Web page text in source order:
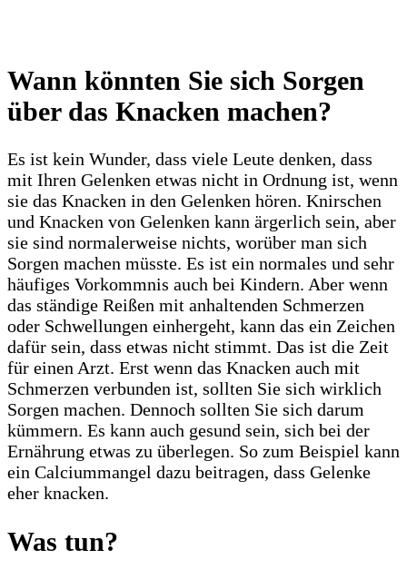
Wann könnten Sie sich Sorgen
über das Knacken machen?
Es ist kein Wunder, dass viele Leute denken, dass
mit Ihren Gelenken etwas nicht in Ordnung ist, wenn
sie das Knacken in den Gelenken hören. Knirschen
und Knacken von Gelenken kann ärgerlich sein, aber
sie sind normalerweise nichts, worüber man sich
Sorgen machen müsste. Es ist ein normales und sehr
häufiges Vorkommnis auch bei Kindern. Aber wenn
das ständige Reißen mit anhaltenden Schmerzen
oder Schwellungen einhergeht, kann das ein Zeichen
dafür sein, dass etwas nicht stimmt. Das ist die Zeit
für einen Arzt. Erst wenn das Knacken auch mit
Schmerzen verbunden ist, sollten Sie sich wirklich
Sorgen machen. Dennoch sollten Sie sich darum
kümmern. Es kann auch gesund sein, sich bei der
Ernährung etwas zu überlegen. So zum Beispiel kann
ein Calciummangel dazu beitragen, dass Gelenke
eher knacken.
Was tun?